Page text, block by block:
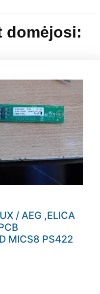
domėjosi:
/ AEG ,ELICA
MICS8 PS422